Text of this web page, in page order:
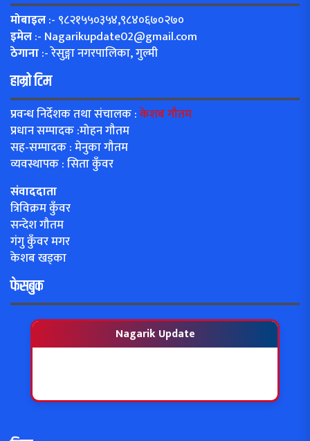
मोबाइल:- ९८२१५५०३५४,९८४०६७०२७०
इमेल:- Nagarikupdate02@gmail.com
ठेगाना:- रेसुङ्गा नगरपालिका, गुल्मी
हाम्रो टिम
प्रवन्ध निर्देशक तथा संचालक :केशब गौतम
प्रधान सम्पादक :मोहन गौतम
सह-सम्पादक : मेनुका गौतम
व्यवस्थापक : सिता कुँवर
संवाददाता
त्रिविक्रम कुँवर
सन्देश गौतम
गंगु कुँवर मगर
केशब खड्का
फेसबुक
Nagarik Update